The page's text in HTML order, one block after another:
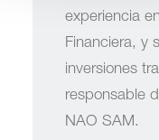
experiencia
Financiera, y
inversiones
responsable
NAO SAM.